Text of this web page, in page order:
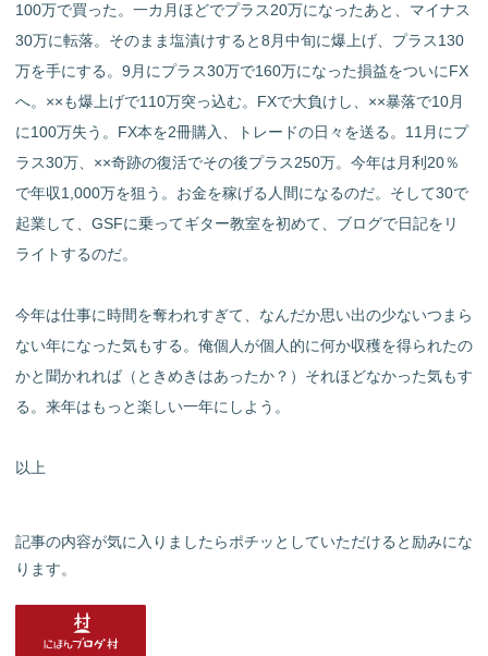
100万で買った。一カ月ほどでプラス20万になったあと、マイナス
30万に転落。そのまま塩漬けすると8月中旬に爆上げ、プラス130
万を手にする。9月にプラス30万で160万になった損益をついにFX
へ。××も爆上げで110万突っ込む。FXで大負けし、××暴落で10月
に100万失う。FX本を2冊購入、トレードの日々を送る。11月にプ
ラス30万、××奇跡の復活でその後プラス250万。今年は月利20％
で年収1,000万を狙う。お金を稼げる人間になるのだ。そして30で
起業して、GSFに乗ってギター教室を初めて、ブログで日記をリ
ライトするのだ。
今年は仕事に時間を奪われすぎて、なんだか思い出の少ないつまら
ない年になった気もする。俺個人が個人的に何か収穫を得られたの
かと聞かれれば（ときめきはあったか？）それほどなかった気もす
る。来年はもっと楽しい一年にしよう。
以上
記事の内容が気に入りましたらポチッとしていただけると励みにな
ります。